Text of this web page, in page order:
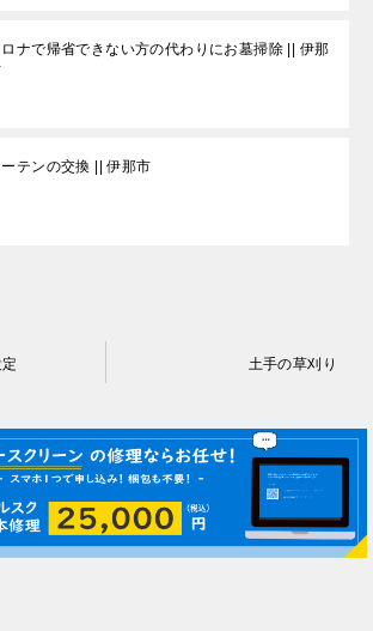
ロナで帰省できない方の代わりにお墓掃除 || 伊那
ーテンの交換 || 伊那市
土手の草刈り